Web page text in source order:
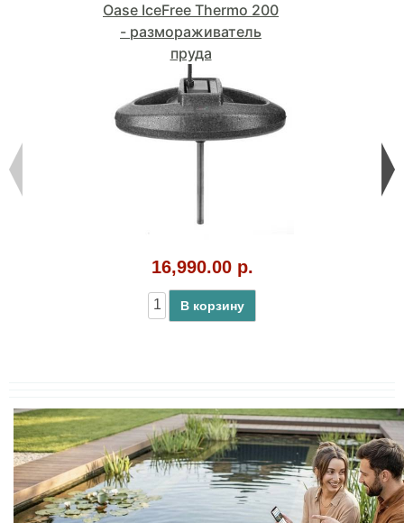
Oase IceFree Thermo 200
- размораживатель
пруда
16,990.00 р.
В корзину